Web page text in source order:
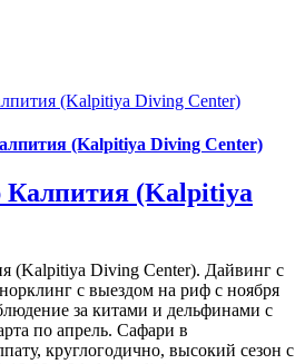
(Kalpitiya Diving Center)
(Kalpitiya Diving Center)
Калпития (Kalpitiya
(Kalpitiya Diving Center). Дайвинг с
с выездом на риф с ноября
за китами и дельфинами с
по апрель. Сафари в
круглогодично, высокий сезон с